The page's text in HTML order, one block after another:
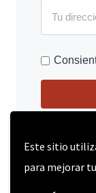
Este sitio
para mejorar